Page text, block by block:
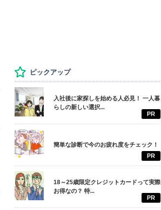
ピックアップ
入社後に家探しを始める人必見！ 一人暮
らしの新しい選択...
PR
簡単な診断で今のお疲れ度をチェック！
PR
18～25歳限定クレジットカードって実際
お得なの？ 特...
PR